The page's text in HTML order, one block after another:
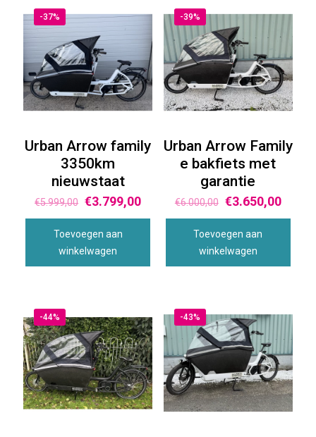
-37%
Urban Arrow family
3350km
nieuwstaat
€5.999,00 €3.799,00
Toevoegen aan
winkelwagen
-39%
Urban Arrow Family
e bakfiets met
garantie
€6.000,00 €3.650,00
Toevoegen aan
winkelwagen
-44% -43%